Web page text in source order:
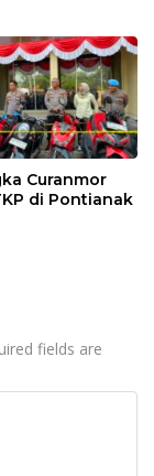
Curanmor
di Pontianak
fields are